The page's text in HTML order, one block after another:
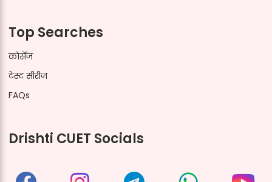
Top Searches
कोर्सेज
टेस्ट सीरीज
FAQs
Drishti CUET Socials